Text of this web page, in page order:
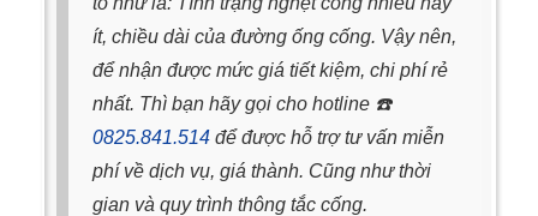
ít, chiều dài của đường ống cống. Vậy nên,
để nhận được mức giá tiết kiệm, chi phí rẻ
nhất. Thì bạn hãy gọi cho hotline ☎️
0825.841.514 để được hỗ trợ tư vấn miễn
phí về dịch vụ, giá thành. Cũng như thời
gian và quy trình thông tắc cống.